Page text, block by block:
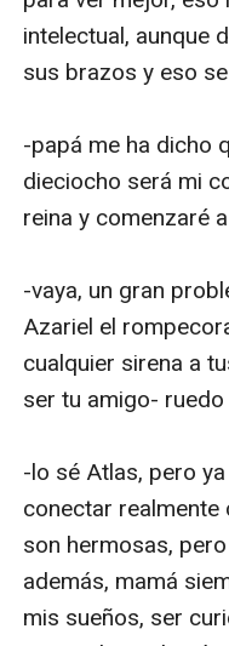
intelectual, aunque
sus brazos y eso
-papá me ha dicho
dieciocho será mi
reina y comenzaré
-vaya, un gran
Azariel el
cualquier sirena a
ser tu amigo-
-lo sé Atlas, pero
conectar realmente
son hermosas,
además, mamá
mis sueños, ser